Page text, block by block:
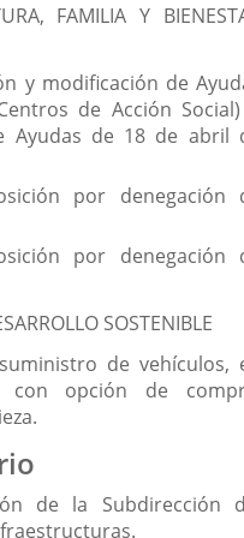
FAMILIA Y
y modificación de
de Acción
Ayudas de 18 de abril
por denegación
por denegación
SOSTENIBLE
de vehículos,
con opción de
de la Subdirección